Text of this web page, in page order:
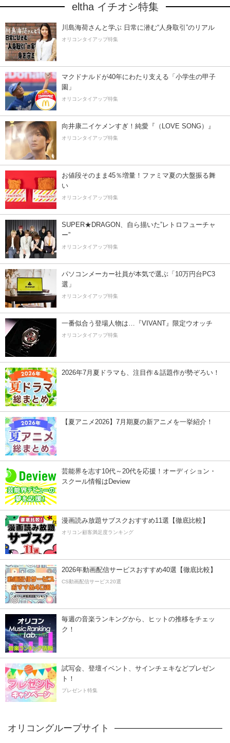
eltha イチオシ特集
川島海荷さんと学ぶ 日常に潜む“人身取引”のリアル
オリコンタイアップ特集
マクドナルドが40年にわたり支える「小学生の甲子
園」
オリコンタイアップ特集
向井康二イケメンすぎ！純愛『（LOVE SONG）』
オリコンタイアップ特集
お値段そのまま45％増量！ファミマ夏の大盤振る舞
い
オリコンタイアップ特集
SUPER★DRAGON、自ら描いた”レトロフューチャ
ー”
オリコンタイアップ特集
パソコンメーカー社員が本気で選ぶ「10万円台PC3
選」
オリコンタイアップ特集
一番似合う登場人物は…『VIVANT』限定ウオッチ
オリコンタイアップ特集
2026年7月夏ドラマも、注目作＆話題作が勢ぞろい！
【夏アニメ2026】7月期夏の新アニメを一挙紹介！
芸能界を志す10代～20代を応援！オーディション・
スクール情報はDeview
漫画読み放題サブスクおすすめ11選【徹底比較】
オリコン顧客満足度ランキング
2026年動画配信サービスおすすめ40選【徹底比較】
CS動画配信サービス20選
毎週の音楽ランキングから、ヒットの推移をチェッ
ク！
試写会、登壇イベント、サインチェキなどプレゼン
ト！
プレゼント特集
オリコングループサイト